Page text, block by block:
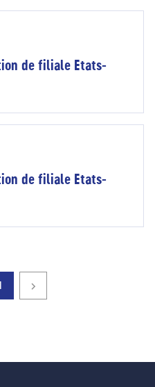
de filiale Etats-
de filiale Etats-